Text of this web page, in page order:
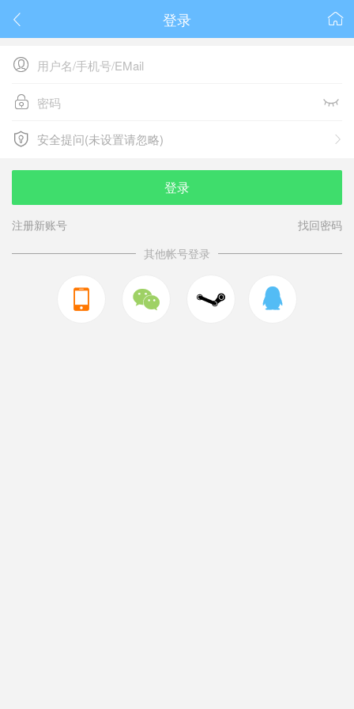
 
登录

 
 
安全提问(未设置请忽略)
安全提问(未设置请忽略)
登录
注册新账号
找回密码
其他帐号登录
  